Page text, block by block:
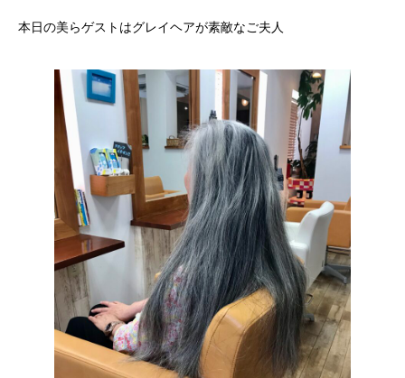
本日の美らゲストはグレイヘアが素敵なご夫人